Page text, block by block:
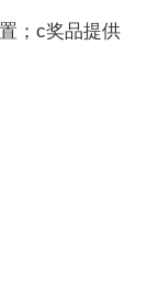
；c奖品提供